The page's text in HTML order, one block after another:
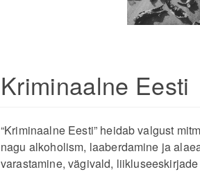
Kriminaalne Eesti
“Kriminaalne Eesti” heidab valgust
nagu alkoholism, laaberdamine ja
varastamine, vägivald,